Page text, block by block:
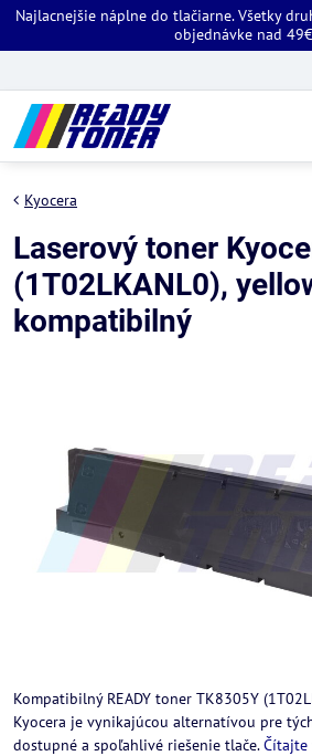
Najlacnejšie náplne do tlačiarne. Všetky
objednávke nad
Kyocera
Laserový toner
(1T02LKANL0),
kompatibilný
Kompatibilný READY toner TK8305Y
Kyocera je vynikajúcou alternatívou pre
dostupné a spoľahlivé riešenie tlače.Čítajte